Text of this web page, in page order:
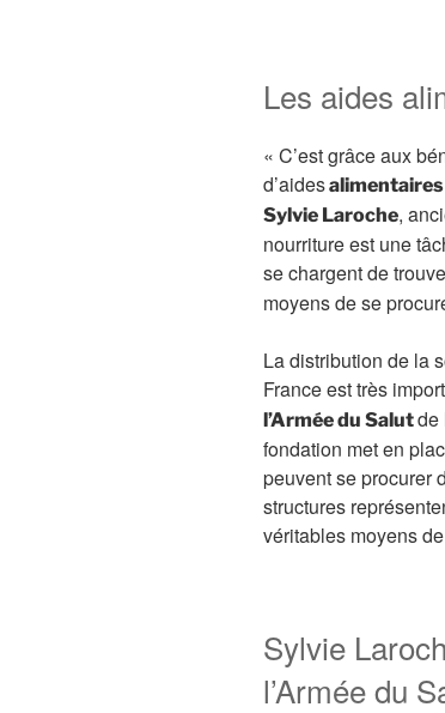
Les aides
« C’est grâce aux
d’aidesalimentaires
Sylvie Laroche,
nourriture est une
se chargent de
moyens de se
La distribution de la
France est très
l’Armée du Salutde
fondation met en
peuvent se procurer
structures
véritables moyens
Sylvie
l’Armée du